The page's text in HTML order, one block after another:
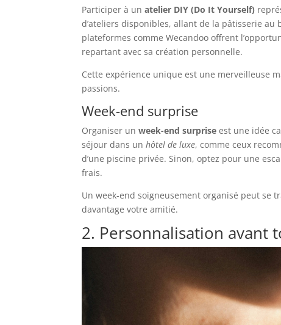
Participer à unatelier DIY (Do It Yourself)
d’ateliers disponibles, allant de la pâtisserie
plateformes comme Wecandoo offrent
repartant avec sa création personnelle.
Cette expérience unique est une merveilleuse
passions.
Week-end surprise
Organiser unweek-end surprise est une idée
séjour dans unhôtel de luxe, comme ceux
d’une piscine privée. Sinon, optez pour une
frais.
Un week-end soigneusement organisé peut se
davantage votre amitié.
2. Personnalisation avant